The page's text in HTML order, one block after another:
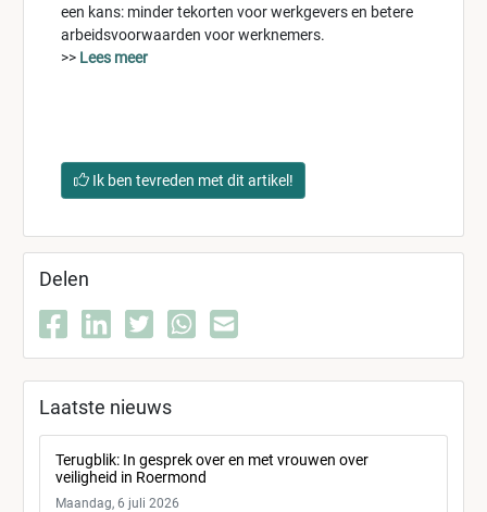
een kans: minder tekorten voor werkgevers en betere
arbeidsvoorwaarden voor werknemers.
>> Lees meer
Ik ben tevreden met dit artikel!
Delen
Laatste nieuws
Terugblik: In gesprek over en met vrouwen over
veiligheid in Roermond
Maandag, 6 juli 2026